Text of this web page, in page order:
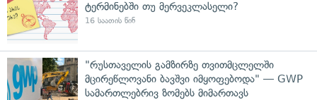
ტერმინებში თუ მერვეკლასელი?
16 საათის წინ
"რუსთაველის გამზირზე თვითმცლელში
მცირეწლოვანი ბავშვი იმყოფებოდა" — GWP
სამართლებრივ ზომებს მიმართავს